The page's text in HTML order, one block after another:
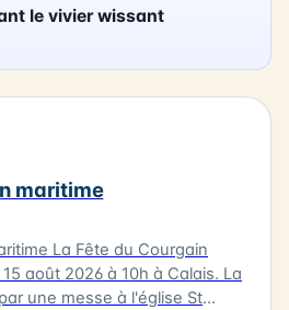
le vivier wissant
maritime
Courgain
août 2026 à 10h à Calais. La
une messe à l'église St